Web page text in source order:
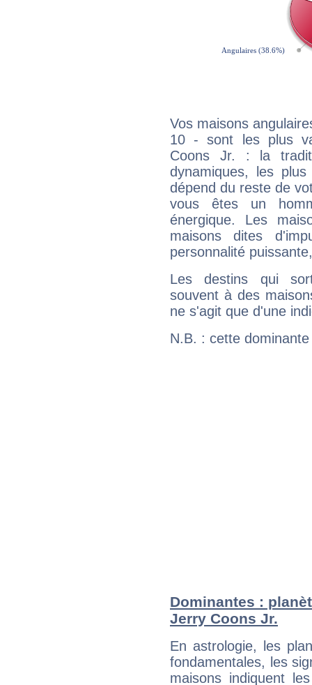
Vos maisons
10 - sont les plus
Coons Jr. : la
dynamiques, les
dépend du reste de
vous êtes un
énergique. Les
maisons dites
personnalité
Les destins qui
souvent à des
ne s'agit que d'une
N.B. : cette
Dominantes :
Jerry Coons Jr.
En astrologie, les
fondamentales, les
maisons indiquent